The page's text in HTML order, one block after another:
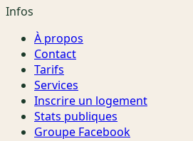
Infos
À propos
Contact
Tarifs
Services
Inscrire un logement
Stats publiques
Groupe Facebook